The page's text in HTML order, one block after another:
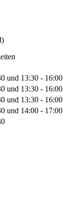
und 13:30 - 16:00
und 13:30 - 16:00
und 13:30 - 16:00
und 14:00 - 17:00